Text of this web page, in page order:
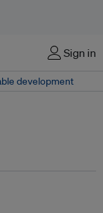
Sign in
development